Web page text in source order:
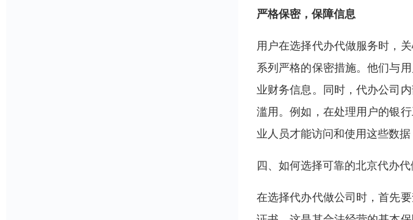
严格保密，保障信息
用户在选择代办代做服务时，
系列严格的保密措施。他们与
业财务信息。同时，代办公司
滥用。例如，在处理用户的银
业人员才能访问和使用这些数
四、如何选择可靠的北京代办代
在选择代办代做公司时，首先